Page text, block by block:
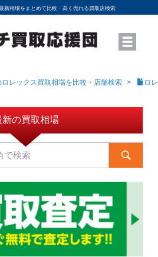
新相場をまとめて比較・高く売れる買取店検索
相場を調べる
買取相場を調べる
方法
レックス買取相場を比較・店舗検索 ロ
新の買取相場